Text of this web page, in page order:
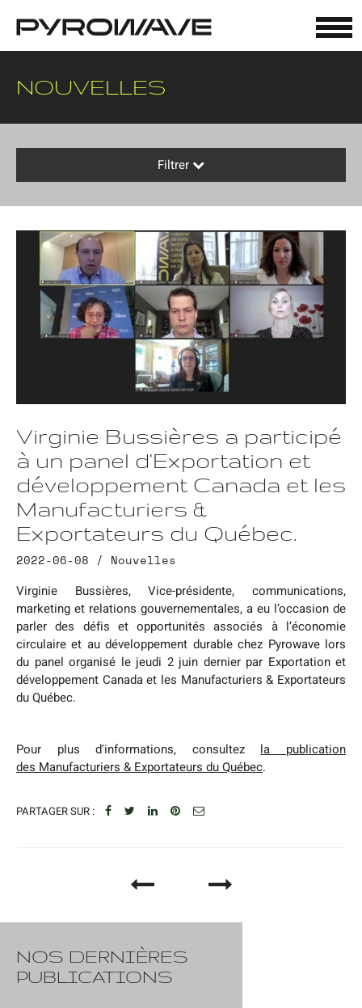
NOUVELLES
Filtrer
Virginie Bussières a participé
à un panel d'Exportation et
développement Canada et les
Manufacturiers &
Exportateurs du Québec.
2022-06-08 / Nouvelles
Virginie Bussières, Vice-présidente, communications,
marketing et relations gouvernementales, a eu l’occasion de
parler des défis et opportunités associés à l’économie
circulaire et au développement durable chez Pyrowave lors
du panel organisé le jeudi 2 juin dernier par Exportation et
développement Canada et les Manufacturiers & Exportateurs
du Québec.
Pour plus d'informations, consultez la publication
des Manufacturiers & Exportateurs du Québec.
PARTAGER SUR :
NOS DERNIÈRES
PUBLICATIONS